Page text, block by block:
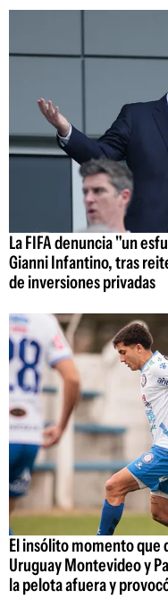
La FIFA denuncia "un
Gianni Infantino, tras
de inversiones privadas
El insólito momento que
Uruguay Montevideo y
la pelota afuera y